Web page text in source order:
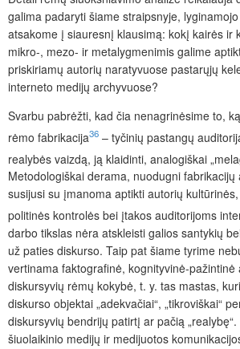
galima padaryti šiame straipsnyje,
atsakome į siauresnį klausimą: kokį kairės ir
mikro-, mezo- ir metalygmenimis galime
priskiriamų autorių naratyvuose pastarųjų
interneto medijų archyvuose?
Svarbu pabrėžti, kad čia nenagrinėsime to,
rėmo fabrikacija36 – tyčinių pastangų
realybės vaizdą, ją klaidinti, analogiškai
Metodologiškai derama, nuodugni fabrikacijų
susijusi su įmanoma aptikti autorių
politinės kontrolės bei įtakos auditorijoms
darbo tikslas nėra atskleisti galios santykių
už paties diskurso. Taip pat šiame tyrime
vertinama faktografinė, kognityvinė-pažintinė
diskursyvių rėmų kokybė, t. y. tas mastas,
diskurso objektai „adekvačiai“, „tikroviškai“
diskursyvių bendrijų patirtį ar pačią
šiuolaikinio medijų ir medijuotos